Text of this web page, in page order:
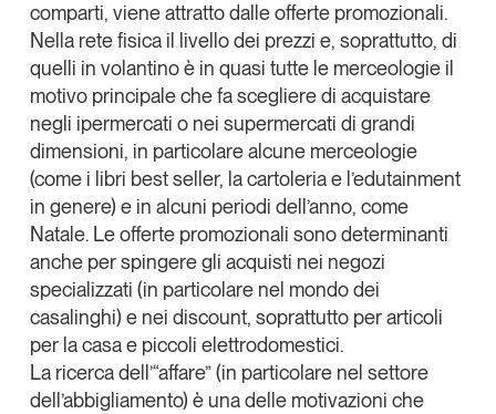
comparti, viene attratto dalle offerte promozionali.
Nella rete fisica il livello dei prezzi e, soprattutto, di
quelli in volantino è in quasi tutte le merceologie il
motivo principale che fa scegliere di acquistare
negli ipermercati o nei supermercati di grandi
dimensioni, in particolare alcune merceologie
(come i libri best seller, la cartoleria e l’edutainment
in genere) e in alcuni periodi dell’anno, come
Natale. Le offerte promozionali sono determinanti
anche per spingere gli acquisti nei negozi
specializzati (in particolare nel mondo dei
casalinghi) e nei discount, soprattutto per articoli
per la casa e piccoli elettrodomestici.
La ricerca dell’“affare” (in particolare nel settore
dell’abbigliamento) è una delle motivazioni che